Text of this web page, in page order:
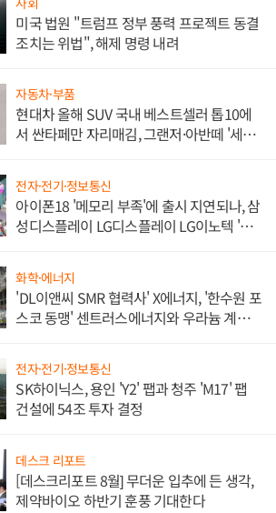
미국 법원 "트럼프 정부 풍력 프로젝트 동결
조치는 위법", 해제 명령 내려
자동차·부품
현대차 올해 SUV 국내 베스트셀러 톱10에
서 싼타페만 자리매김, 그랜저·아반떼 '세단
전자·전기·정보통신
아이폰18 '메모리 부족'에 출시 지연되나, 삼
성디스플레이 LG디스플레이 LG이노텍 '탈
화학·에너지
'DL이앤씨 SMR 협력사' X에너지, '한수원 포
스코 동맹' 센트러스에너지와 우라늄 계약
전자·전기·정보통신
SK하이닉스, 용인 'Y2' 팹과 청주 'M17' 팹
건설에 54조 투자 결정
데스크 리포트
[데스크리포트 8월] 무더운 입추에 든 생각,
제약바이오 하반기 훈풍 기대한다